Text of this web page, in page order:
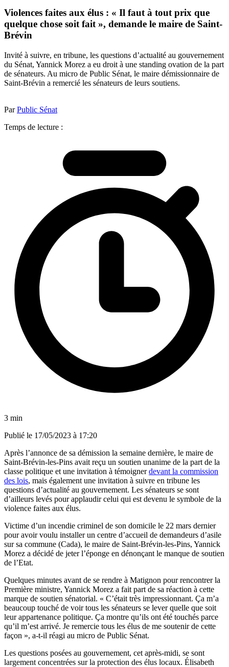
Violences faites aux élus : « Il faut à tout prix que
quelque chose soit fait », demande le maire de Saint-
Brévin
Invité à suivre, en tribune, les questions d’actualité au gouvernement
du Sénat, Yannick Morez a eu droit à une standing ovation de la part
de sénateurs. Au micro de Public Sénat, le maire démissionnaire de
Saint-Brévin a remercié les sénateurs de leurs soutiens.
ParPublic Sénat
Temps de lecture :
3 min
Publié le 17/05/2023 à 17:20
Après l’annonce de sa démission la semaine dernière, le maire de
Saint-Brévin-les-Pins avait reçu un soutien unanime de la part de la
classe politique et une invitation à témoignerdevant la commission
des lois, mais également une invitation à suivre en tribune les
questions d’actualité au gouvernement. Les sénateurs se sont
d’ailleurs levés pour applaudir celui qui est devenu le symbole de la
violence faites aux élus.
Victime d’un incendie criminel de son domicile le 22 mars dernier
pour avoir voulu installer un centre d’accueil de demandeurs d’asile
sur sa commune (Cada), le maire de Saint-Brévin-les-Pins, Yannick
Morez a décidé de jeter l’éponge en dénonçant le manque de soutien
de l’Etat.
Quelques minutes avant de se rendre à Matignon pour rencontrer la
Première ministre, Yannick Morez a fait part de sa réaction à cette
marque de soutien sénatorial. « C’était très impressionnant. Ça m’a
beaucoup touché de voir tous les sénateurs se lever quelle que soit
leur appartenance politique. Ça montre qu’ils ont été touchés parce
qu’il m’est arrivé. Je remercie tous les élus de me soutenir de cette
façon », a-t-il réagi au micro de Public Sénat.
Les questions posées au gouvernement, cet après-midi, se sont
largement concentrées sur la protection des élus locaux. Élisabeth